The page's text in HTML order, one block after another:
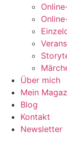
Über mich
Mein
Blog
Kontakt
Newsletter